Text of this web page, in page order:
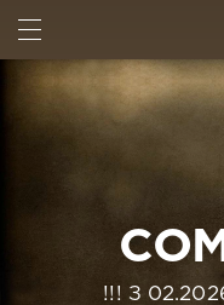
!!! З